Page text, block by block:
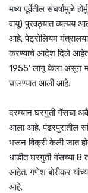
मध्य पूर्वेतील संघर्षामुळे
वायू) पुरवठ्यात व्यत्यय
आहे. पेट्रोलियम
करण्याचे आदेश दिले
1955’ लागू केला असून
घालण्यात आली आहे.
दरम्यान घरगुती गॅसचा
आला आहे. पंढरपुरातील
भरून विक्री केली जात
धाडीत घरगुती गॅसच्या 8
आहेत. गणेश बोरीकर
आहे.